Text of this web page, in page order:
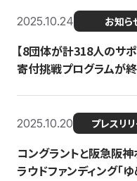
2025.10.24 お知ら
【8団体が計318人のサ
寄付挑戦プログラムが
2025.10.20 プレスリ
コングラントと阪急阪
ラウドファンディング「